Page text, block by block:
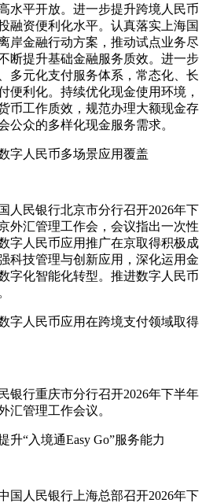
水平开放。进一步提升跨境人民币
融资便利化水平。认真落实上海国
岸金融行动方案，推动试点业务尽
断提升基础金融服务质效。进一步
多元化支付服务体系，常态化、长
便利化。持续优化现金使用环境，
币工作质效，规范办理大额现金存
公众的多样化现金服务需求。
字人民币多场景应用覆盖
人民银行北京市分行召开2026年下
外汇管理工作会，会议指出一次性
字人民币应用推广在京取得积极成
科技管理与创新应用，深化运用金
字化智能化转型。推进数字人民币
字人民币应用在跨境支付领域取得
银行重庆市分行召开2026年下半年
汇管理工作会议。
升“入境通Easy Go”服务能力
国人民银行上海总部召开2026年下